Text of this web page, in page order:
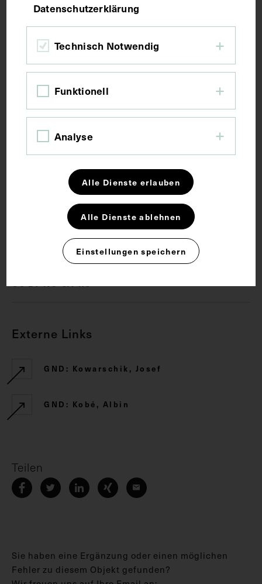
Bildmaß 19,9 x 15,3 cm
Bildmaß inkl. Untergrund 26,7 x 19,7 cm
Kurzbeschreibung
Die Fotografie wurde Albin Kobe, Wien, angefertigt.
Schlagwörter
Physiotherapie
Externe Links
GND: Kowarschik, Josef
GND: Kobé, Albin
Teilen
Sie haben eine Ergänzung oder einen möglichen
Fehler zu diesem Objekt gefunden?
Datenschutzerklärung
Technisch Notwendig
Funktionell
Analyse
Alle Dienste erlauben
Alle Dienste ablehnen
Einstellungen speichern